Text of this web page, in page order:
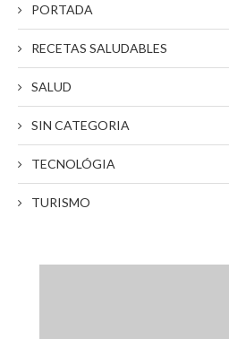
PORTADA
RECETAS SALUDABLES
SALUD
SIN CATEGORIA
TECNOLÓGIA
TURISMO